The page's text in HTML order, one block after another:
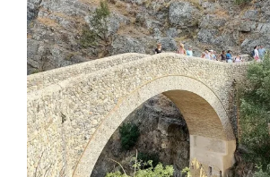
Alla scoperta di Civita,
Arbëreshë sulle Gole del